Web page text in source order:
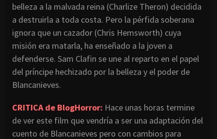
belleza a la malvada reina (Charlize Theron) decidida
a destruirla a toda costa. Pero la pérfida soberana
ignora que un cazador (Chris Hemsworth) cuya
misión era matarla, ha enseñado a la joven a
defenderse. Sam Clafin se une al reparto en el papel
del príncipe hechizado por la belleza y el poder de
Blancanieves.
CRITICA de BlogHorror: Hace unas horas termine
de ver este film que vendría a ser una adaptación del
cuento de Blancanieves pero con cambios para